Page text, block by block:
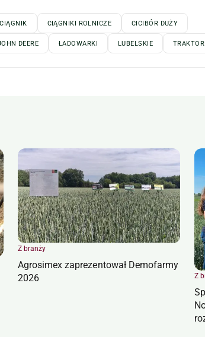
CIĄGNIK CIĄGNIKI ROLNICZE CICIBÓR DUŻY
DEERE ŁADOWARKI LUBELSKIE TRAKTOR
Z branży
Agrosimex zaprezentował Demofarmy
2026
Z